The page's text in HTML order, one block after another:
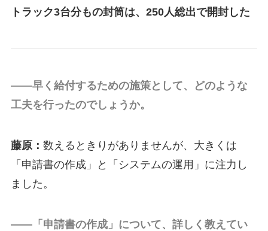
トラック3台分もの封筒は、250人総出で開封した
――早く給付するための施策として、どのような
工夫を行ったのでしょうか。
藤原： 数えるときりがありませんが、大きくは
「申請書の作成」と「システムの運用」に注力し
ました。
――「申請書の作成」について、詳しく教えてい